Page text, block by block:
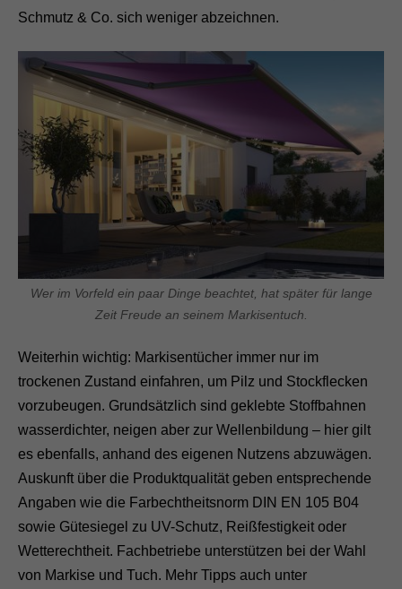
Schmutz & Co. sich weniger abzeichnen.
Wer im Vorfeld ein paar Dinge beachtet, hat später für lange
Zeit Freude an seinem Markisentuch.
Weiterhin wichtig: Markisentücher immer nur im
trockenen Zustand einfahren, um Pilz und Stockflecken
vorzubeugen. Grundsätzlich sind geklebte Stoffbahnen
wasserdichter, neigen aber zur Wellenbildung – hier gilt
es ebenfalls, anhand des eigenen Nutzens abzuwägen.
Auskunft über die Produktqualität geben entsprechende
Angaben wie die Farbechtheitsnorm DIN EN 105 B04
sowie Gütesiegel zu UV-Schutz, Reißfestigkeit oder
Wetterechtheit. Fachbetriebe unterstützen bei der Wahl
von Markise und Tuch. Mehr Tipps auch unter